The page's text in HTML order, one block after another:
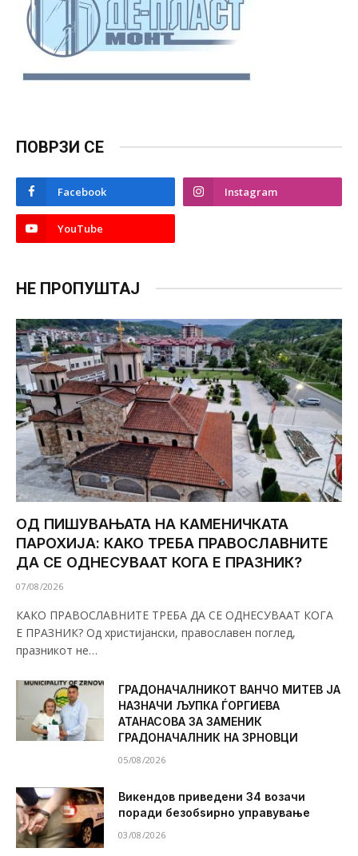
ПОВРЗИ СЕ
Facebook Instagram
YouTube
НЕ ПРОПУШТАЈ
ОД ПИШУВАЊАТА НА КАМЕНИЧКАТА
ПАРОХИЈА: КАКО ТРЕБА ПРАВОСЛАВНИТЕ
ДА СЕ ОДНЕСУВААТ КОГА Е ПРАЗНИК?
07/08/2026
КАКО ПРАВОСЛАВНИТЕ ТРЕБА ДА СЕ ОДНЕСУВААТ КОГА
Е ПРАЗНИК? Од христијански, православен поглед,
празникот не…
ГРАДОНАЧАЛНИКОТ ВАНЧО МИТЕВ ЈА
НАЗНАЧИ ЉУПКА ЃОРГИЕВА
АТАНАСОВА ЗА ЗАМЕНИК
ГРАДОНАЧАЛНИК НА ЗРНОВЦИ
05/08/2026
Викендов приведени 34 возачи
поради безобѕирно управување
03/08/2026